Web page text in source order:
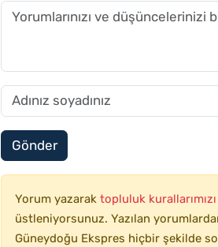
Gönder
Yorum yazarak topluluk kurallarımızı
üstleniyorsunuz. Yazılan
Güneydoğu Ekspres hiçbir şekilde